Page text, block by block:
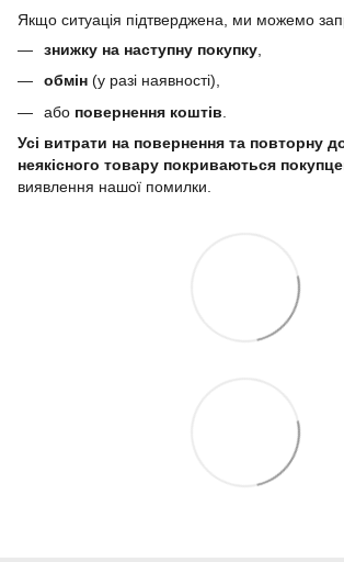
Якщо ситуація підтверджена, ми можемо
знижку на наступну покупку
обмін (у разі наявності),
або повернення коштів
Усі витрати на повернення та повторну
неякісного товару покриваються
виявлення нашої помилки.